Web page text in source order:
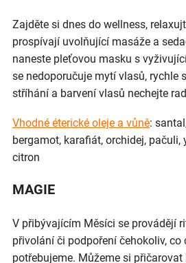
Zajděte si dnes do wellness,
prospívají uvolňující masáže a
naneste pleťovou masku s
se nedoporučuje mytí vlasů, rychle
stříhání a barvení vlasů nechejte
Vhodné éterické oleje a vůně:
bergamot, karafiát, orchidej, pačuli,
citron
MAGIE
V přibývajícím Měsíci se provádějí
přivolání či podpoření čehokoliv, co
potřebujeme. Můžeme si